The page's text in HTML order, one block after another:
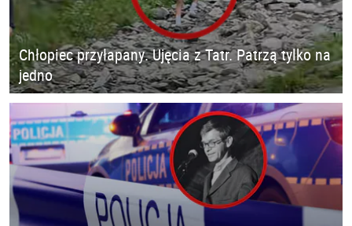
Chłopiec przyłapany. Ujęcia z Tatr. Patrzą tylko na
jedno